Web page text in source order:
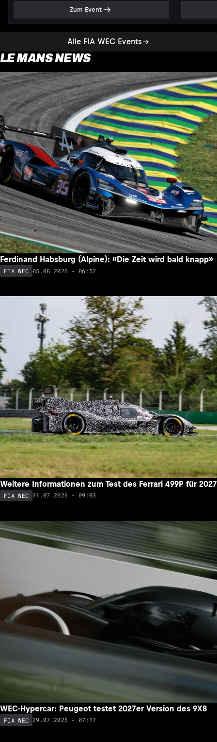
Alle FIA WEC Events
Zum Event
LE MANS NEWS
Ferdinand Habsburg (Alpine): «Die Zeit wird bald knapp»
FIA WEC 05.08.2026 - 06:52
Weitere Informationen zum Test des Ferrari 499P für 2027
FIA WEC 31.07.2026 - 09:03
WEC-Hypercar: Peugeot testet 2027er Version des 9X8
FIA WEC 29.07.2026 - 07:17